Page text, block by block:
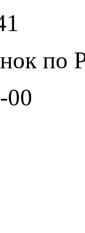
по
00